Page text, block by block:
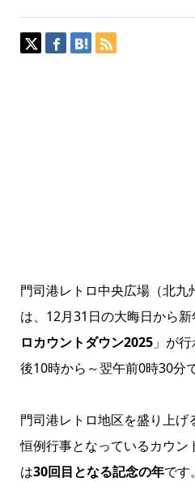
門司港レトロ中央広場（北九
は、12月31日の大晦日から
ロカウントダウン2025」が
後10時から～翌午前0時30分で
門司港レトロ地区を盛り上
恒例行事となっているカウン
は30回目となる記念の年です。